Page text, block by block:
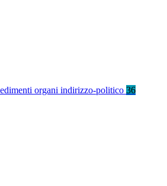
organi indirizzo-politico 36